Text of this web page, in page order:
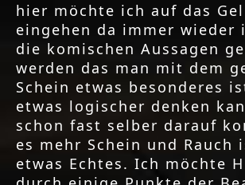
hier möchte ich auf das
eingehen da immer wieder
die komischen Aussagen
werden das man mit dem
Schein etwas besonderes
etwas logischer denken
schon fast selber darauf
es mehr Schein und Rauch
etwas Echtes. Ich möchte